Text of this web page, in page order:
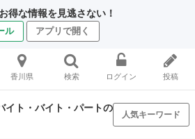
得な情報を見逃さない！
ル アプリで開く
香川県 検索 ログイン 投稿
イト・バイト・パートの
人気キーワード